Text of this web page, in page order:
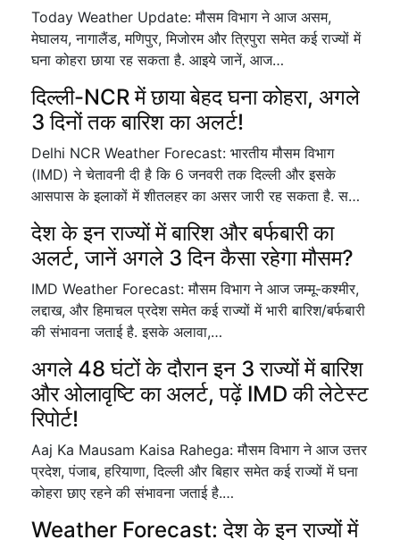
Today Weather Update: मौसम विभाग ने आज असम,
मेघालय, नागालैंड, मणिपुर, मिजोरम और त्रिपुरा समेत कई राज्यों में
घना कोहरा छाया रह सकता है. आइये जानें, आज…
दिल्ली-NCR में छाया बेहद घना कोहरा, अगले
3 दिनों तक बारिश का अलर्ट!
Delhi NCR Weather Forecast: भारतीय मौसम विभाग
(IMD) ने चेतावनी दी है कि 6 जनवरी तक दिल्ली और इसके
आसपास के इलाकों में शीतलहर का असर जारी रह सकता है. स…
देश के इन राज्यों में बारिश और बर्फबारी का
अलर्ट, जानें अगले 3 दिन कैसा रहेगा मौसम?
IMD Weather Forecast: मौसम विभाग ने आज जम्मू-कश्मीर,
लद्दाख, और हिमाचल प्रदेश समेत कई राज्यों में भारी बारिश/बर्फबारी
की संभावना जताई है. इसके अलावा,…
अगले 48 घंटों के दौरान इन 3 राज्यों में बारिश
और ओलावृष्टि का अलर्ट, पढ़ें IMD की लेटेस्ट
रिपोर्ट!
Aaj Ka Mausam Kaisa Rahega: मौसम विभाग ने आज उत्तर
प्रदेश, पंजाब, हरियाणा, दिल्ली और बिहार समेत कई राज्यों में घना
कोहरा छाए रहने की संभावना जताई है.…
Weather Forecast: देश के इन राज्यों में